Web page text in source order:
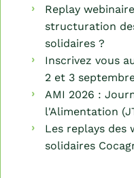
Replay
structuration
solidaires ?
Inscrivez vous
2 et 3
AMI 2026 :
l'Alimentation
Les replays des
solidaires